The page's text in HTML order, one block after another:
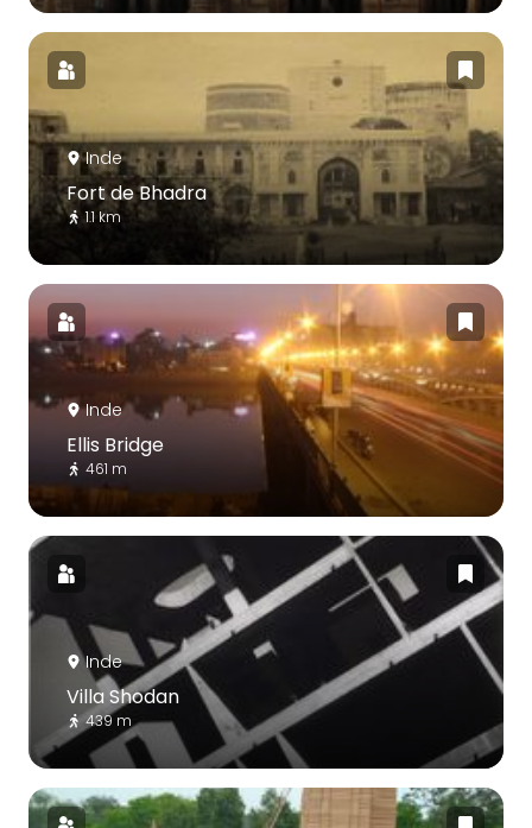
Inde
Fort de Bhadra
1.1 km
Inde
Ellis Bridge
461 m
Inde
Villa Shodan
439 m